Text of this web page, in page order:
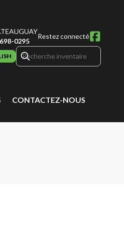
0295
Restez connecté
CONTACTEZ-NOUS